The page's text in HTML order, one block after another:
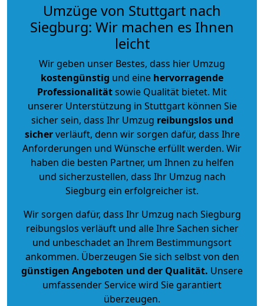
Umzüge von Stuttgart nach
Siegburg: Wir machen es Ihnen
leicht
Wir geben unser Bestes, dass hier Umzug
kostengünstig und eine hervorragende
Professionalitätsowie Qualität bietet. Mit
unserer Unterstützung in Stuttgart können Sie
sicher sein, dass Ihr Umzug reibungslos und
sicherverläuft, denn wir sorgen dafür, dass Ihre
Anforderungen und Wünsche erfüllt werden. Wir
haben die besten Partner, um Ihnen zu helfen
und sicherzustellen, dass Ihr Umzug nach
Siegburg ein erfolgreicher ist.
Wir sorgen dafür, dass Ihr Umzug nach Siegburg
reibungslos verläuft und alle Ihre Sachen sicher
und unbeschadet an Ihrem Bestimmungsort
ankommen. Überzeugen Sie sich selbst von den
günstigen Angeboten und der Qualität. Unsere
umfassender Service wird Sie garantiert
überzeugen.